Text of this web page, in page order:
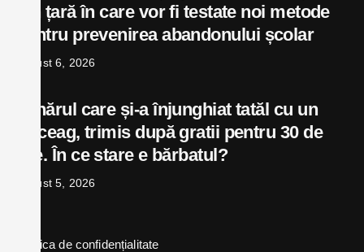
din țară în care vor fi testate noi metode
pentru prevenirea abandonului școlar
august 6, 2026
Tânărul care și-a înjunghiat tatăl cu un
briceag, trimis după gratii pentru 30 de
zile. În ce stare e bărbatul?
august 5, 2026
Politica de confidențialitate